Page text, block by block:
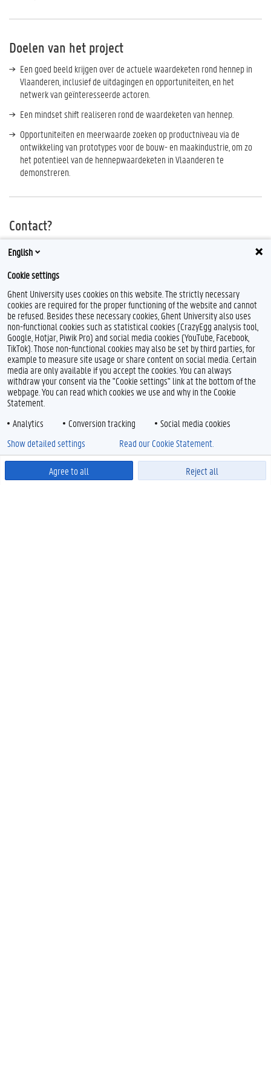
Doelen van het project
Een goed beeld krijgen over de actuele waardeketen rond hennep in
Vlaanderen, inclusief de uitdagingen en opportuniteiten, en het
netwerk van geïnteresseerde actoren.
Een mindset shift realiseren rond de waardeketen van hennep.
Opportuniteiten en meerwaarde zoeken op productniveau via de
ontwikkeling van prototypes voor de bouw- en maakindustrie, om zo
het potentieel van de hennepwaardeketen in Vlaanderen te
demonstreren.
Contact?
English
Cookie settings
Ghent University uses cookies on this website. The strictly necessary
cookies are required for the proper functioning of the website and cannot
be refused. Besides these necessary cookies, Ghent University also uses
non-functional cookies such as statistical cookies (CrazyEgg analysis tool,
Google, Hotjar, Piwik Pro) and social media cookies (YouTube, Facebook,
TikTok). Those non-functional cookies may also be set by third parties, for
example to measure site usage or share content on social media. Certain
media are only available if you accept the cookies. You can always
withdraw your consent via the "Cookie settings" link at the bottom of the
webpage. You can read which cookies we use and why in the Cookie
Statement.
Analytics
Conversion tracking Social media cookies
Agree to all Reject all
Show detailed settings Read our Cookie Statement.